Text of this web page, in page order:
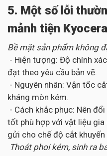
5. Một số lỗi
mảnh tiện
Bề mặt sản phẩm không
- Hiện tượng: Độ chính
đạt theo yêu cầu bản vẽ.
- Nguyên nhân: Vận tốc
kháng mòn kém.
- Cách khắc phục: Nên
tốt phù hợp với vật liệu
gửi cho chế độ cắt khuyến
Thoát phoi kém, sinh ra